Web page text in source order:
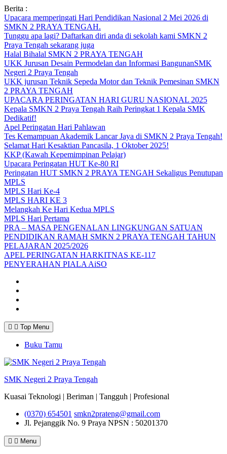
Skip
to
content
Berita :
Upacara memperingati Hari Pendidikan Nasional 2 Mei 2026 di
SMKN 2 PRAYA TENGAH.
Tunggu apa lagi? Daftarkan diri anda di sekolah kami SMKN 2
Praya Tengah sekarang juga
Halal Bihalal SMKN 2 PRAYA TENGAH
UKK Jurusan Desain Permodelan dan Informasi BangunanSMK
Negeri 2 Praya Tengah
UKK jurusan Teknik Sepeda Motor dan Teknik Pemesinan SMKN
2 PRAYA TENGAH
UPACARA PERINGATAN HARI GURU NASIONAL 2025
Kepala SMKN 2 Praya Tengah Raih Peringkat 1 Kepala SMK
Dedikatif!
Apel Peringatan Hari Pahlawan
Tes Kemampuan Akademik Lancar Jaya di SMKN 2 Praya Tengah!
Selamat Hari Kesaktian Pancasila, 1 Oktober 2025!
KKP (Kawah Kepemimpinan Pelajar)
Upacara Peringatan HUT Ke-80 RI
Peringatan HUT SMKN 2 PRAYA TENGAH Sekaligus Penutupan
MPLS
MPLS Hari Ke-4
MPLS HARI KE 3
Melangkah Ke Hari Kedua MPLS
MPLS Hari Pertama
PRA – MASA PENGENALAN LINGKUNGAN SATUAN
PENDIDIKAN RAMAH SMKN 2 PRAYA TENGAH TAHUN
PELAJARAN 2025/2026
APEL PERINGATAN HARKITNAS KE-117
PENYERAHAN PIALA AiSO
Top Menu
Buku Tamu
SMK Negeri 2 Praya Tengah
Kuasai Teknologi | Beriman | Tangguh | Profesional
(0370) 654501 smkn2prateng@gmail.com
Jl. Pejanggik No. 9 Praya NPSN : 50201370
Menu